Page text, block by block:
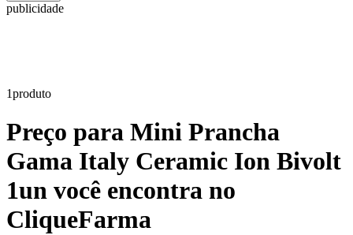
publicidade
1produto
Preço para Mini Prancha
Gama Italy Ceramic Ion Bivolt
1un você encontra no
CliqueFarma